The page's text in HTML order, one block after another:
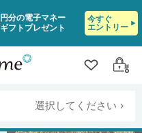
円分の電子マネー
ギフトプレゼント
今すぐ
エントリー
クリップ
ログ
選択してください